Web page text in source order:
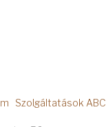
Szolgáltatások ABC